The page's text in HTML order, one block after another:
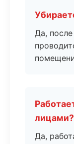
Да,
лицами?
Да,